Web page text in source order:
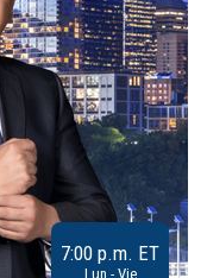
7:00 p.m. ET
Lun - Vie